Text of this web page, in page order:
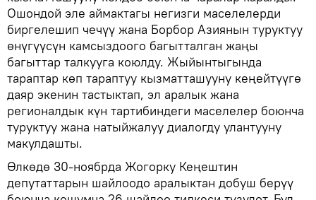
Ошондой эле аймактагы негизги маселелерди
биргелешип чечүү жана Борбор Азиянын туруктуу
өнүгүүсүн камсыздоого багытталган жаңы
багыттар талкууга коюлду. Жыйынтыгында
тараптар көп тараптуу кызматташууну кеңейтүүгө
даяр экенин тастыктап, эл аралык жана
регионалдык күн тартибиндеги маселелер боюнча
туруктуу жана натыйжалуу диалогду улантууну
макулдашты.
Өлкөдө 30-ноябрда Жогорку Кеңештин
депутаттарын шайлоодо аралыктан добуш берүү